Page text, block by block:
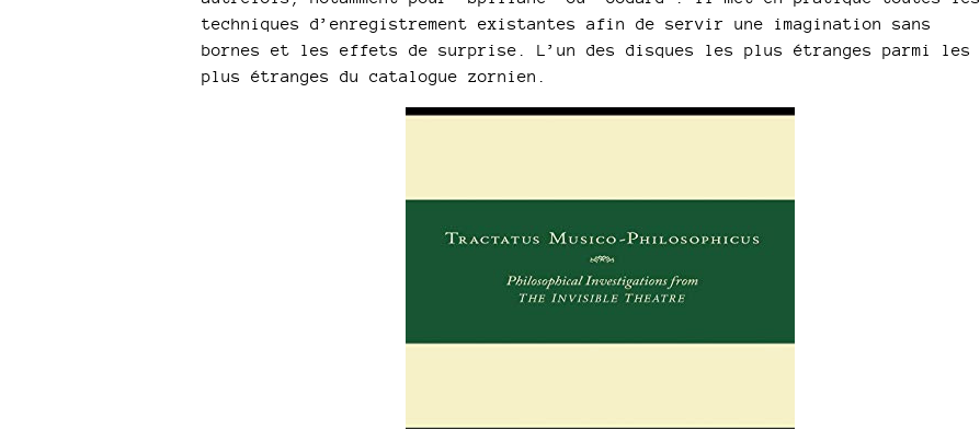
techniques d’enregistrement existantes afin de servir une imagination sans
bornes et les effets de surprise. L’un des disques les plus étranges parmi les
plus étranges du catalogue zornien.